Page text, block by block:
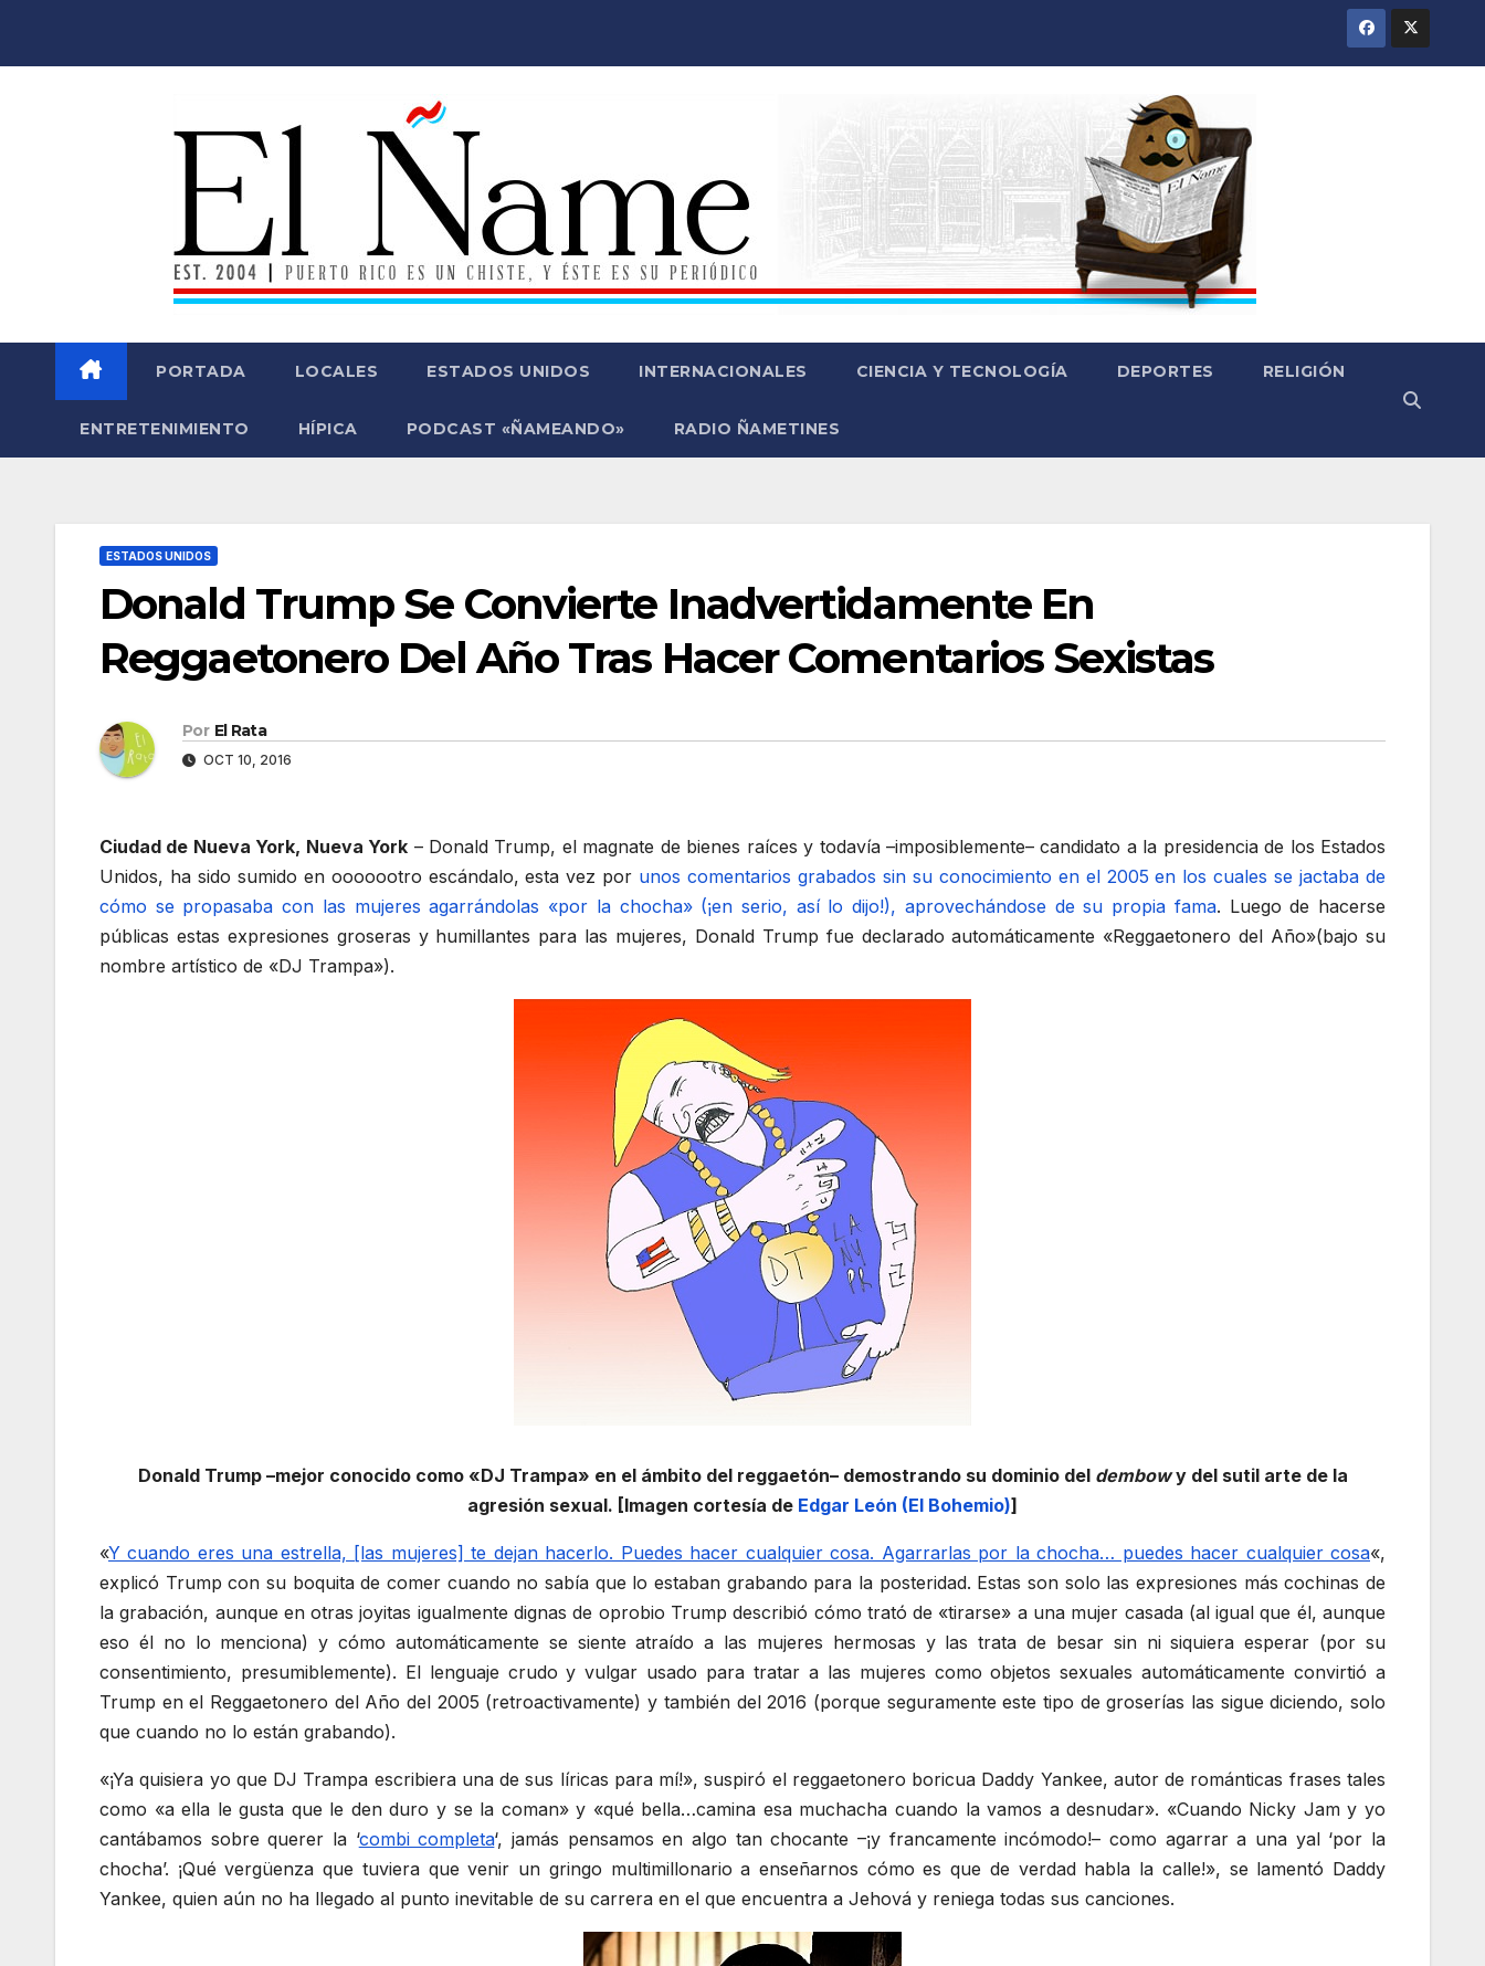
PORTADA LOCALES ESTADOS UNIDOS INTERNACIONALES CIENCIA Y TECNOLOGÍA DEPORTES RELIGIÓN
ENTRETENIMIENTO HÍPICA PODCAST «ÑAMEANDO» RADIO ÑAMETINES
ESTADOS UNIDOS
Donald Trump Se Convierte Inadvertidamente En
Reggaetonero Del Año Tras Hacer Comentarios Sexistas
Por El Rata
OCT 10, 2016
Ciudad de Nueva York, Nueva York – Donald Trump, el magnate de bienes raíces y todavía –imposiblemente– candidato a la presidencia de los Estados
Unidos, ha sido sumido en ooooootro escándalo, esta vez por unos comentarios grabados sin su conocimiento en el 2005 en los cuales se jactaba de
cómo se propasaba con las mujeres agarrándolas «por la chocha» (¡en serio, así lo dijo!), aprovechándose de su propia fama. Luego de hacerse
públicas estas expresiones groseras y humillantes para las mujeres, Donald Trump fue declarado automáticamente «Reggaetonero del Año»(bajo su
nombre artístico de «DJ Trampa»).
Donald Trump –mejor conocido como «DJ Trampa» en el ámbito del reggaetón– demostrando su dominio del dembowy del sutil arte de la
agresión sexual. [Imagen cortesía de Edgar León (El Bohemio)]
«Y cuando eres una estrella, [las mujeres] te dejan hacerlo. Puedes hacer cualquier cosa. Agarrarlas por la chocha… puedes hacer cualquier cosa«,
explicó Trump con su boquita de comer cuando no sabía que lo estaban grabando para la posteridad. Estas son solo las expresiones más cochinas de
la grabación, aunque en otras joyitas igualmente dignas de oprobio Trump describió cómo trató de «tirarse» a una mujer casada (al igual que él, aunque
eso él no lo menciona) y cómo automáticamente se siente atraído a las mujeres hermosas y las trata de besar sin ni siquiera esperar (por su
consentimiento, presumiblemente). El lenguaje crudo y vulgar usado para tratar a las mujeres como objetos sexuales automáticamente convirtió a
Trump en el Reggaetonero del Año del 2005 (retroactivamente) y también del 2016 (porque seguramente este tipo de groserías las sigue diciendo, solo
que cuando no lo están grabando).
«¡Ya quisiera yo que DJ Trampa escribiera una de sus líricas para mí!», suspiró el reggaetonero boricua Daddy Yankee, autor de románticas frases tales
como «a ella le gusta que le den duro y se la coman» y «qué bella…camina esa muchacha cuando la vamos a desnudar». «Cuando Nicky Jam y yo
cantábamos sobre querer la ‘combi completa‘, jamás pensamos en algo tan chocante –¡y francamente incómodo!– como agarrar a una yal ‘por la
chocha’. ¡Qué vergüenza que tuviera que venir un gringo multimillonario a enseñarnos cómo es que de verdad habla la calle!», se lamentó Daddy
Yankee, quien aún no ha llegado al punto inevitable de su carrera en el que encuentra a Jehová y reniega todas sus canciones.